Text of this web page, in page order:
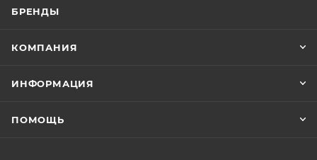
БРЕНДЫ
КОМПАНИЯ
ИНФОРМАЦИЯ
ПОМОЩЬ